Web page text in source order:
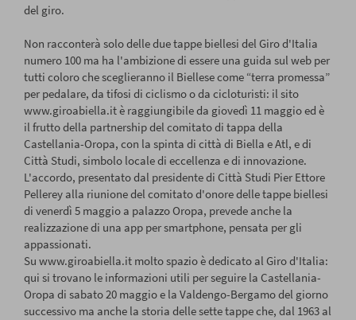
del giro.
Non racconterà solo delle due tappe biellesi del Giro d'Italia
numero 100 ma ha l'ambizione di essere una guida sul web per
tutti coloro che sceglieranno il Biellese come “terra promessa”
per pedalare, da tifosi di ciclismo o da cicloturisti: il sito
www.giroabiella.itè raggiungibile da giovedì 11 maggio ed è
il frutto della partnership del comitato di tappa della
Castellania-Oropa, con la spinta di città di Biella e Atl, e di
Città Studi, simbolo locale di eccellenza e di innovazione.
L'accordo, presentato dal presidente di Città Studi Pier Ettore
Pellerey alla riunione del comitato d'onore delle tappe biellesi
di venerdì 5 maggio a palazzo Oropa, prevede anche la
realizzazione di una app per smartphone, pensata per gli
appassionati.
Su www.giroabiella.it molto spazio è dedicato al Giro d'Italia:
qui si trovano le informazioni utili per seguire la Castellania-
Oropa di sabato 20 maggio e la Valdengo-Bergamo del giorno
successivo ma anche la storia delle sette tappe che, dal 1963 al